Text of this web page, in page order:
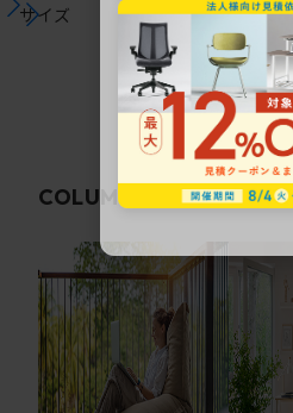
サイズ
COLUMN 関連コラム